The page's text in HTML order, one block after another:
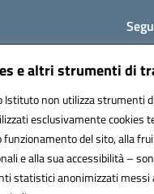
e altri strumenti di
Istituto non utilizza strumenti
esclusivamente cookies
del sito, alla
e alla sua accessibilità –
statistici anonimizzati messi